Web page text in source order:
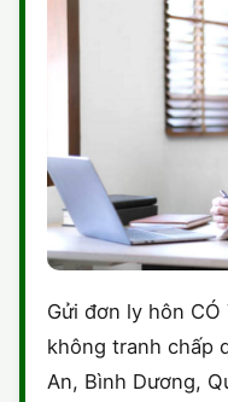
Gửi đơn ly hôn CÓ
không tranh chấp
An, Bình Dương,